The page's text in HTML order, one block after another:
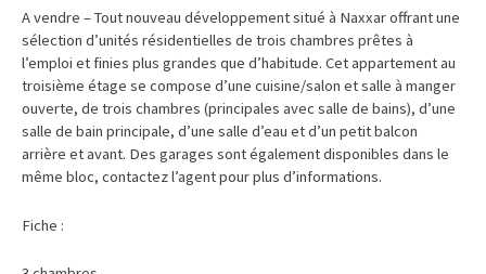
A vendre – Tout nouveau développement situé à Naxxar offrant une
sélection d’unités résidentielles de trois chambres prêtes à
l’emploi et finies plus grandes que d’habitude. Cet appartement au
troisième étage se compose d’une cuisine/salon et salle à manger
ouverte, de trois chambres (principales avec salle de bains), d’une
salle de bain principale, d’une salle d’eau et d’un petit balcon
arrière et avant. Des garages sont également disponibles dans le
même bloc, contactez l’agent pour plus d’informations.
Fiche :